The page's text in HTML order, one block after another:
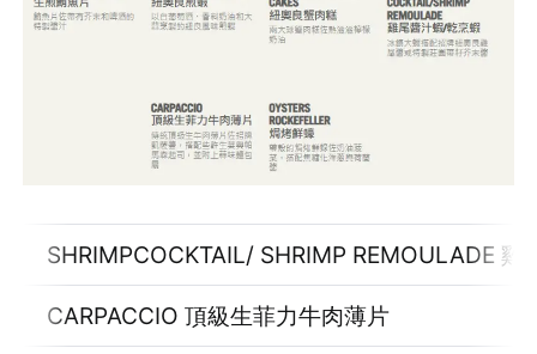
SHRIMPCOCKTAIL/ SHRIMP REMOULADE 雞
CARPACCIO 頂級生菲力牛肉薄片